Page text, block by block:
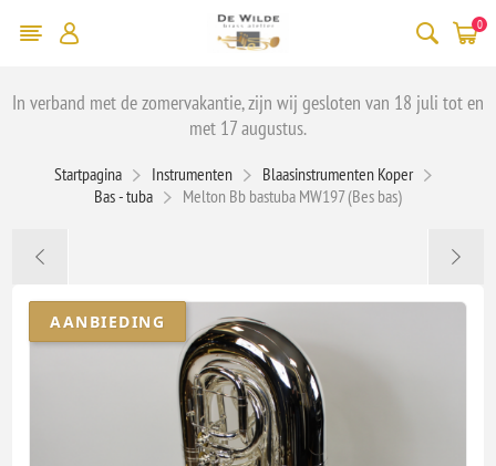
0
In verband met de zomervakantie, zijn wij gesloten van 18 juli tot en
met 17 augustus.
Startpagina Instrumenten
Blaasinstrumenten Koper
Bas - tuba
Melton Bb bastuba MW197 (Bes bas)
AANBIEDING